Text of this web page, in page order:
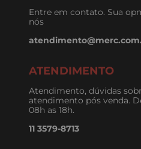
Entre em contato. Sua
nós
ATENDIMENTO
Atendimento, dúvidas
atendimento pós venda.
08h as 18h.
11 3579-8713